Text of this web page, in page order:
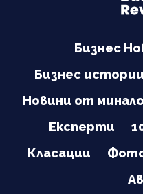
Бизнес
Бизнес истории
Новини от
Експерти
Класации